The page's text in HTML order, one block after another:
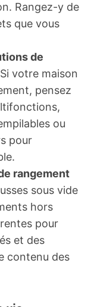
Rangez-y de
que vous
de
votre maison
pensez
ou
pour
rangement
sous vide
hors
pour
et des
contenu des